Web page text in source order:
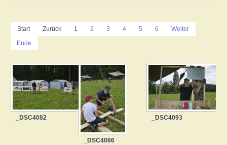
Start Zurück 1 2 3 4 5 6
Weiter
Ende
_DSC4082
_DSC4086
_DSC4093